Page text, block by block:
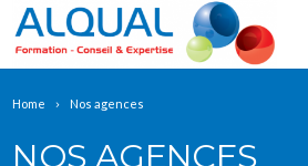
Home Nos agences
NOS AGENCES